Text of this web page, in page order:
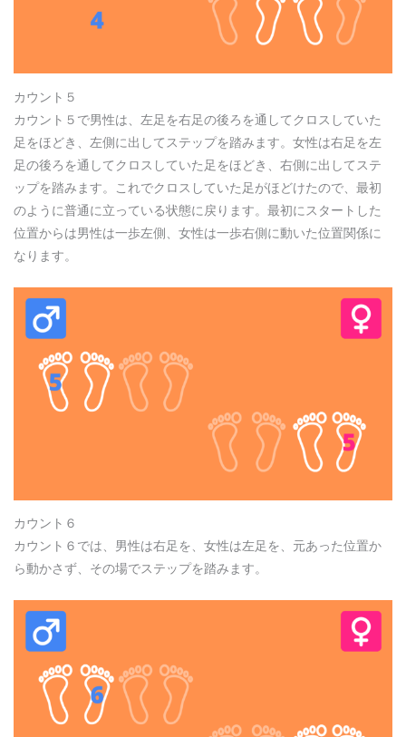
カウント５
カウント５で男性は、左足を右足の後ろを通してクロスしていた
足をほどき、左側に出してステップを踏みます。女性は右足を左
足の後ろを通してクロスしていた足をほどき、右側に出してステ
ップを踏みます。これでクロスしていた足がほどけたので、最初
のように普通に立っている状態に戻ります。最初にスタートした
位置からは男性は一歩左側、女性は一歩右側に動いた位置関係に
なります。
カウント６
カウント６では、男性は右足を、女性は左足を、元あった位置か
ら動かさず、その場でステップを踏みます。